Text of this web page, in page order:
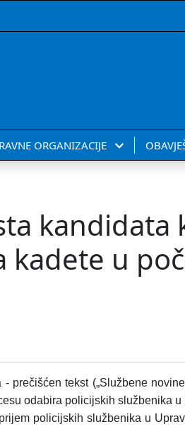
ORGANIZACIJE
kandidata
kadete u
tekst („Službene
odabira policijskih službenika
policijskih službenika u